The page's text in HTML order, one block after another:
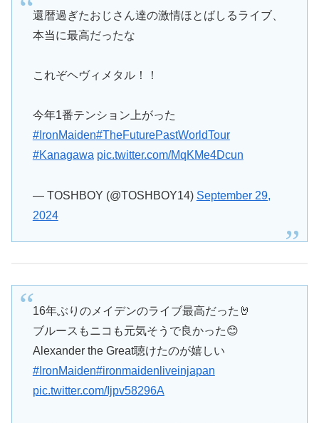
還暦過ぎたおじさん達の激情ほとばしるライブ、
本当に最高だったな
これぞヘヴィメタル！！
今年1番テンション上がった
#IronMaiden#TheFuturePastWorldTour
#Kanagawa pic.twitter.com/MqKMe4Dcun
— TOSHBOY (@TOSHBOY14) September 29,
2024
16年ぶりのメイデンのライブ最高だった🤘
ブルースもニコも元気そうで良かった😊
Alexander the Great聴けたのが嬉しい
#IronMaiden#ironmaidenliveinjapan
pic.twitter.com/Ijpv58296A